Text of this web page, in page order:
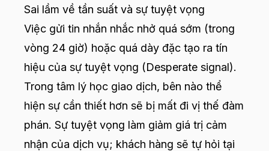
Sai lầm về tần suất và sự tuyệt vọng
Việc gửi tin nhắn nhắc nhở quá sớm (trong
vòng 24 giờ) hoặc quá dày đặc tạo ra tín
hiệu của sự tuyệt vọng (Desperate signal).
Trong tâm lý học giao dịch, bên nào thể
hiện sự cần thiết hơn sẽ bị mất đi vị thế đàm
phán. Sự tuyệt vọng làm giảm giá trị cảm
nhận của dịch vụ; khách hàng sẽ tự hỏi tại